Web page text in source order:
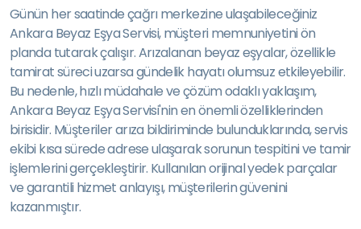
Günün her saatinde çağrı merkezine ulaşabileceğiniz
Ankara Beyaz Eşya Servisi, müşteri memnuniyetini ön
planda tutarak çalışır. Arızalanan beyaz eşyalar, özellikle
tamirat süreci uzarsa gündelik hayatı olumsuz etkileyebilir.
Bu nedenle, hızlı müdahale ve çözüm odaklı yaklaşım,
Ankara Beyaz Eşya Servisi'nin en önemli özelliklerinden
birisidir. Müşteriler arıza bildiriminde bulunduklarında, servis
ekibi kısa sürede adrese ulaşarak sorunun tespitini ve tamir
işlemlerini gerçekleştirir. Kullanılan orijinal yedek parçalar
ve garantili hizmet anlayışı, müşterilerin güvenini
kazanmıştır.